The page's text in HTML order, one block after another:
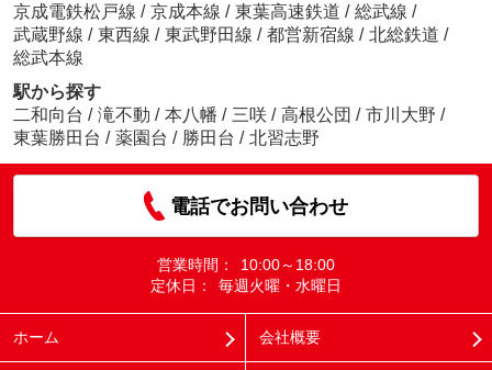
京成電鉄松戸線 / 京成本線 / 東葉高速鉄道 / 総武線 /
武蔵野線 / 東西線 / 東武野田線 / 都営新宿線 / 北総鉄道 /
総武本線
駅から探す
二和向台 / 滝不動 / 本八幡 / 三咲 / 高根公団 / 市川大野 /
東葉勝田台 / 薬園台 / 勝田台 / 北習志野
電話でお問い合わせ
営業時間：
10:00～18:00
定休日：
毎週火曜・水曜日
ホーム 会社概要